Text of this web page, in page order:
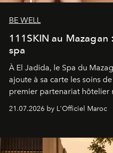
BE WELL
111SKIN au
spa
À El Jadida, le Spa du
ajoute à sa carte les soins
premier partenariat hôtelier
britannique, née dans un
londonien et construite
21.07.2026 by L'Officiel Maroc